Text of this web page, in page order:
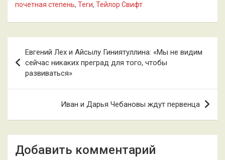
почетная степень, Теги, Тейлор Свифт
по
записям
Евгений Лех и Айсылу Гиниятуллина: «Мы не видим
сейчас никаких преград для того, чтобы
развиваться»
Иван и Дарья Чебановы ждут первенца
Добавить комментарий